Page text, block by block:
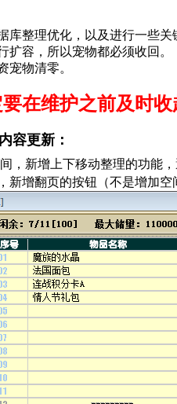
库整理优化，以及进行一些
扩容，所以宠物都必须收回。
宠物清零。
在维护之前及时
容更新：
，新增上下移动整理的功能，
新增翻页的按钮（不是增加空